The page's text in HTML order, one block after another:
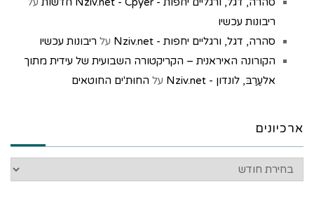
ריבונות עכשיו
סהרה, דגל, ורגליים יחפות - Nziv.net
על ריבונות עכשיו
הקורונה האיראנית – הקריקטורה השבועית של עידית מתוך
אלעַרַבּ, לונדון - Nziv.net
על החוּת'ים החוטאים
ארכיונים